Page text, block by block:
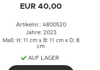
EUR 40,00
Artikelnr.: 4800520
Jahre: 2023
Maß: H: 11 cm x B: 11 cm x D: 8
cm
AUF LAGER